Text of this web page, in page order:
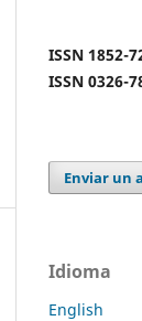
ISSN 1852-
ISSN 0326-
Enviar un
Idioma
English